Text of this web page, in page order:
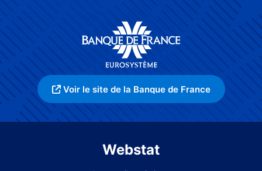
Voir le site de la Banque de France
Webstat